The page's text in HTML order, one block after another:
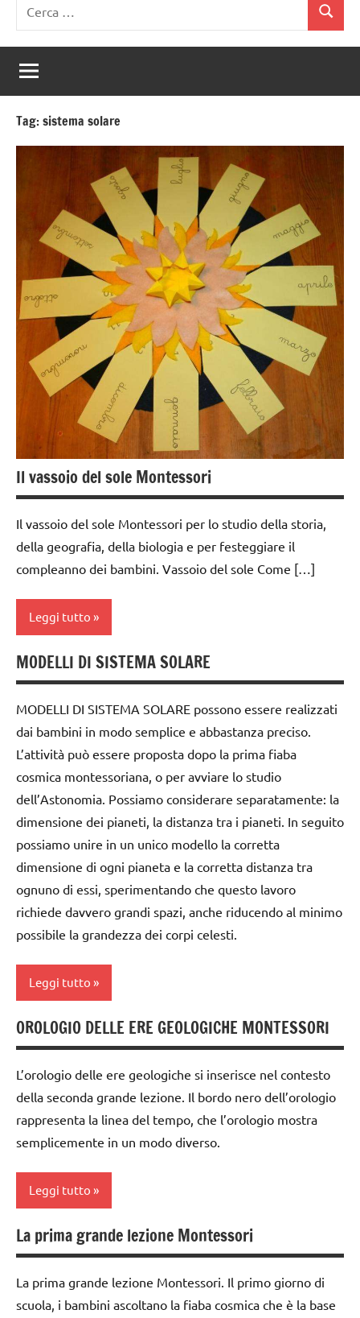
per:
Cerca
Tag:sistema solare
Il vassoio del sole Montessori
Il vassoio del sole Montessori per lo studio della storia,
della geografia, della biologia e per festeggiare il
compleanno dei bambini. Vassoio del sole Come […]
Leggi tutto
BIOLOGIA
MONTESSORI
cartamodelli
classe
classe
classe
3a
Compleanni
anni
6
anni
dai
6
anni
DOWNLOAD
EDUCAZIONE
COSMICA
GEOGRAFIA
DIDATTICA
MONTESSORI
MODELLI DI SISTEMA SOLARE
MODELLI DI SISTEMA SOLARE possono essere realizzati
dai bambini in modo semplice e abbastanza preciso.
L’attività può essere proposta dopo la prima fiaba
cosmica montessoriana, o per avviare lo studio
dell’Astonomia. Possiamo considerare separatamente: la
dimensione dei pianeti, la distanza tra i pianeti. In seguito
possiamo unire in un unico modello la corretta
dimensione di ogni pianeta e la corretta distanza tra
ognuno di essi, sperimentando che questo lavoro
richiede davvero grandi spazi, anche riducendo al minimo
possibile la grandezza dei corpi celesti.
Leggi tutto
ARTE
IMMAGINE
dai
6
anni
EDUCAZIONE
COSMICA
GEOGRAFIA
GUIDA
LAVORETTI
OROLOGIO DELLE ERE GEOLOGICHE MONTESSORI
L’orologio delle ere geologiche si inserisce nel contesto
della seconda grande lezione. Il bordo nero dell’orologio
rappresenta la linea del tempo, che l’orologio mostra
semplicemente in un modo diverso.
Leggi tutto
dai
6
anni
DOWNLOAD
La prima grande lezione Montessori
La prima grande lezione Montessori. Il primo giorno di
scuola, i bambini ascoltano la fiaba cosmica che è la base